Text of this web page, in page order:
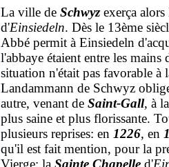
La ville de Schwyzexerça alors
d'Einsiedeln. Dès le 13ème
Abbé permit à Einsiedeln
l'abbaye étaient entre les mains
situation n'était pas favorable à
Landammann de Schwyz
autre, venant de Saint-Gall, à
plus saine et plus florissante.
plusieurs reprises: en 1226, en
qu'il est fait mention, pour la
Vierge: la Sainte Chapelle d'